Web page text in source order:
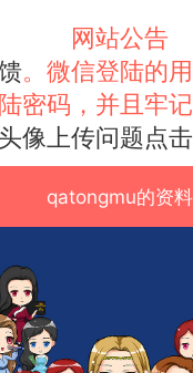
网站公告
。微信登陆的
密码，并且牢记
头像上传问题点
qatongmu的资料